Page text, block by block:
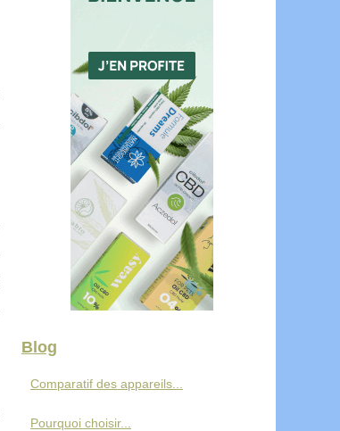
Blog
Comparatif des appareils...
Pourquoi choisir...